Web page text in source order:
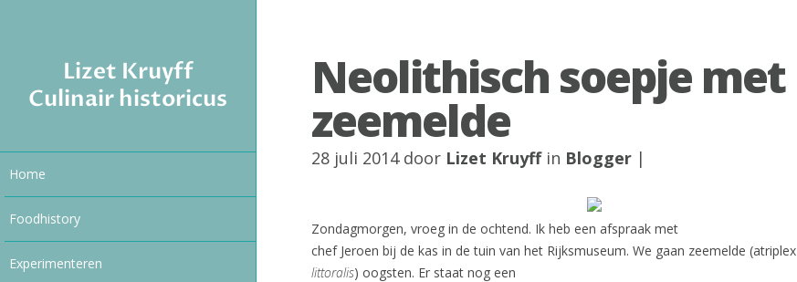
Lizet Kruyff
Culinair historicus
Home
Foodhistory
Experimenteren
Neolithisch soepje met
zeemelde
28 juli 2014 door Lizet Kruyffin Blogger |
Zondagmorgen, vroeg in de ochtend. Ik heb een afspraak met
chef Jeroen bij de kas in de tuin van het Rijksmuseum. We gaan zeemelde (atriplex
littoralis) oogsten. Er staat nog een